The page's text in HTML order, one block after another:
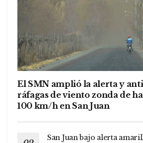
El SMN amplió la alerta y
ráfagas de viento zonda de
100 km/h en San Juan
San Juan bajo alerta